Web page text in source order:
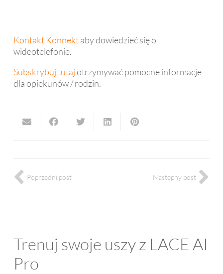
Kontakt Konnektaby dowiedzieć się o
wideotelefonie.
Subskrybuj tutajotrzymywać pomocne informacje
dla opiekunów / rodzin.
Poprzedni post Następny post
Trenuj swoje uszy z LACE AI
Pro